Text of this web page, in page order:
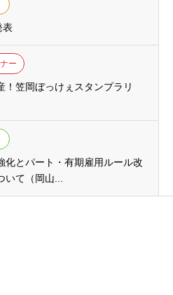
表
ー
！笠岡ぼっけぇスタンプラリ
化とパート・有期雇用ルール改
て（岡山...